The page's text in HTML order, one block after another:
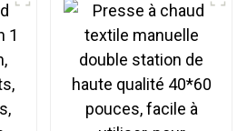
transfert de t-shirts